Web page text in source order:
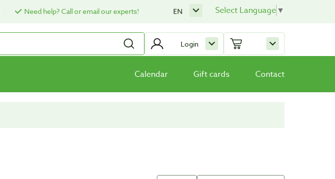
Need help? Call or email our experts! Select Language▼
EN
Login
Calendar Gift cards Contact